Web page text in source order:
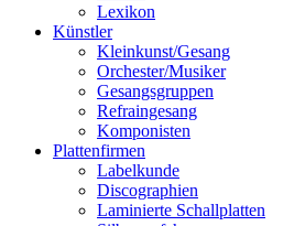
Lexikon
Künstler
Kleinkunst/Gesang
Orchester/Musiker
Gesangsgruppen
Refraingesang
Komponisten
Plattenfirmen
Labelkunde
Discographien
Laminierte Schallplatten